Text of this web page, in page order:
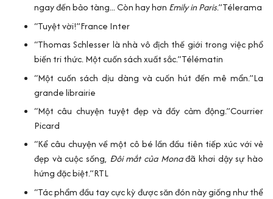
ngay đến bảo tàng... Còn hay hơn Emily in Paris.”Télerama
“Tuyệt vời!”France Inter
“Thomas Schlesser là nhà vô địch thế giới trong việc phổ
biến tri thức. Một cuốn sách xuất sắc.”Télématin
“Một cuốn sách dịu dàng và cuốn hút đến mê mẩn.”La
grande librairie
“Một câu chuyện tuyệt đẹp và đầy cảm động.”Courrier
Picard
“Kể câu chuyện về một cô bé lần đầu tiên tiếp xúc với vẻ
đẹp và cuộc sống, Đôi mắt của Monađã khơi dậy sự hào
hứng đặc biệt.”RTL
“Tác phẩm đầu tay cực kỳ được săn đón này giống như thể